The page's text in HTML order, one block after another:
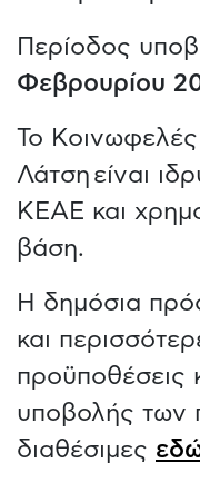
Περίοδος
Φεβρουρίου
Το
Λάτση είναι
ΚΕΑΕ και
βάση.
Η δημόσια
και
προϋποθέσεις
υποβολής των
διαθέσιμες